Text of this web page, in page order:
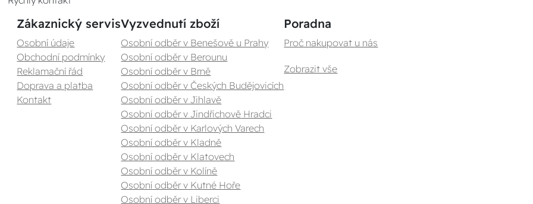
Zákaznický servis
Osobní údaje
Obchodní podmínky
Reklamační řád
Doprava a platba
Kontakt
Vyzvednutí zboží
Osobní odběr v Benešově u Prahy
Osobní odběr v Berounu
Osobní odběr v Brně
Osobní odběr v Českých Budějovicích
Osobní odběr v Jihlavě
Osobní odběr v Jindřichově Hradci
Osobní odběr v Karlových Varech
Osobní odběr v Kladně
Osobní odběr v Klatovech
Osobní odběr v Kolíně
Osobní odběr v Kutné Hoře
Osobní odběr v Liberci
Poradna
Proč nakupovat u nás
Zobrazit vše